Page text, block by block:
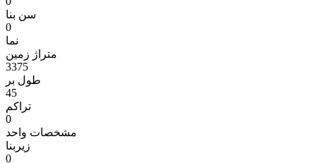
سن بنا
0
نما
متراژ زمين
3375
طول بر
45
تراکم
0
مشخصات واحد
زیربنا
0